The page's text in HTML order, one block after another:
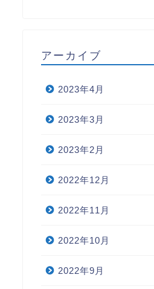
アーカイブ
2023年4月
2023年3月
2023年2月
2022年12月
2022年11月
2022年10月
2022年9月